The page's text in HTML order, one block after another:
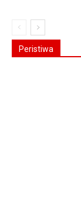
Peristiwa